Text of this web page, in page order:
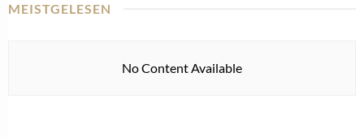
MEISTGELESEN
No Content Available